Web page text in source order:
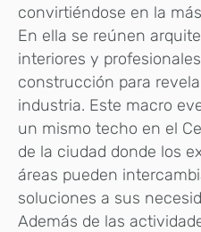
convirtiéndose en la
En ella se reúnen
interiores y
construcción para
industria. Este macro
un mismo techo en el
de la ciudad donde los
áreas pueden
soluciones a sus
Además de las